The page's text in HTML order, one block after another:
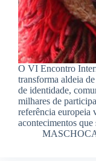
O VI Encontro
transforma aldeia
de identidade,
milhares de
referência europeia
acontecimentos